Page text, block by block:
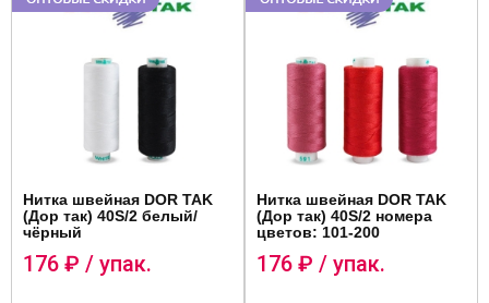
Нитка швейная DOR TAK
(Дор так) 40S/2 белый/
чёрный
176 ₽ / упак.
Нитка швейная DOR TAK
(Дор так) 40S/2 номера
цветов: 101-200
176 ₽ / упак.